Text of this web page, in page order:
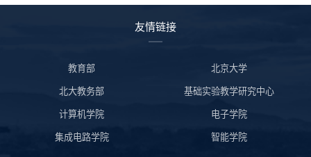
友情链接
教育部
北京大学
北大教务部
基础实验教学研究中心
计算机学院
电子学院
集成电路学院
智能学院